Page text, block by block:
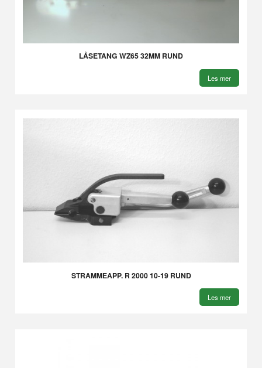
LÅSETANG WZ65 32MM RUND
Les mer
STRAMMEAPP. R 2000 10-19 RUND
Les mer